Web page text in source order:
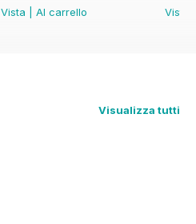
Vista
Al carrello
Vista
Visualizza tutti